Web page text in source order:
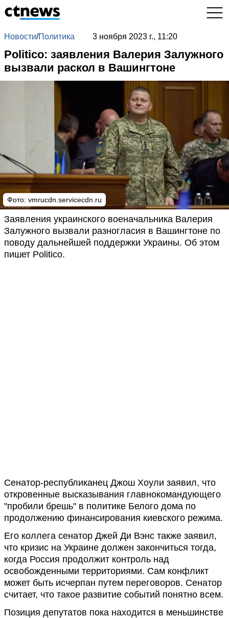
Новости/Политика 3 ноября 2023 г., 11:20
Politico: заявления Валерия Залужного
вызвали раскол в Вашингтоне
Фото: vmrucdn.servicecdn.ru
Заявления украинского военачальника Валерия
Залужного вызвали разногласия в Вашингтоне по
поводу дальнейшей поддержки Украины. Об этом
пишет Politico.
Сенатор-республиканец Джош Хоули заявил, что
откровенные высказывания главнокомандующего
"пробили брешь" в политике Белого дома по
продолжению финансирования киевского режима.
Его коллега сенатор Джей Ди Вэнс также заявил,
что кризис на Украине должен закончиться тогда,
когда Россия продолжит контроль над
освобожденными территориями. Сам конфликт
может быть исчерпан путем переговоров. Сенатор
считает, что такое развитие событий понятно всем.
Позиция депутатов пока находится в меньшинстве